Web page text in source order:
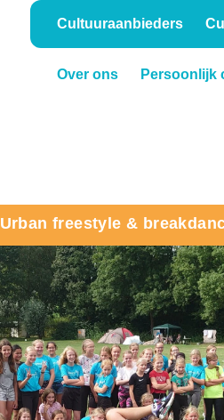
Cultuuraanbieders
Over ons Persoonlijk
Urban freestyle &